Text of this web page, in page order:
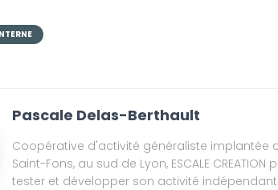
Pascale Delas-Berthault
Coopérative d'activité généraliste implantée
Saint-Fons, au sud de Lyon, ESCALE
tester et développer son activité